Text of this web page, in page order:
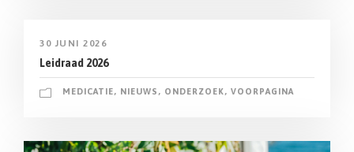
30 JUNI 2026
Leidraad 2026
MEDICATIE, NIEUWS , ONDERZOEK , VOORPAGINA